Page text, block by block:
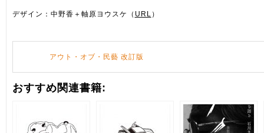
デザイン：中野香＋軸原ヨウスケ（ URL ）
アウト・オブ・民藝 改訂版
おすすめ関連書籍: